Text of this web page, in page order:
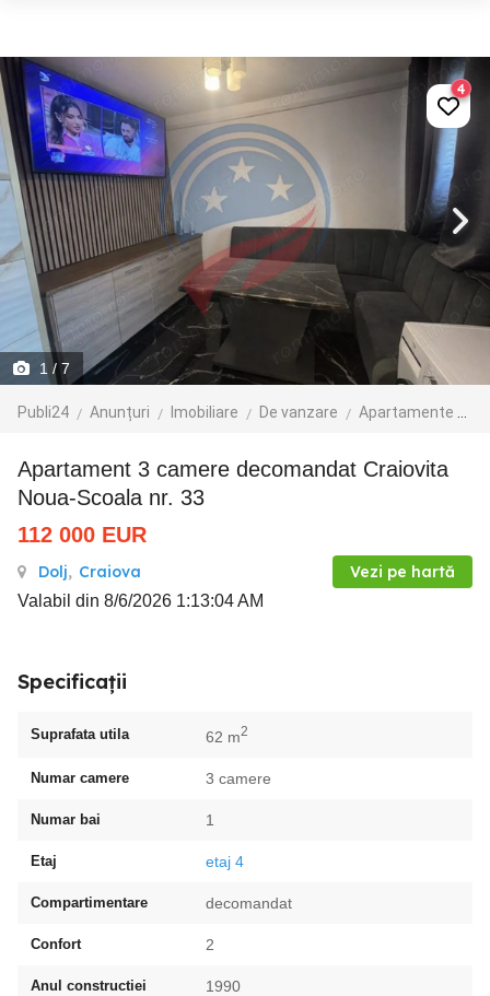
1 / 7
Publi24 Anunțuri Imobiliare De vanzare Apartamente de vanzare
4
Apartament 3 camere decomandat Craiovita
Noua-Scoala nr. 33
112 000 EUR
Dolj, Craiova Vezi pe hartă
Valabil din 8/6/2026 1:13:04 AM
Specificații
Suprafata utila 62 m2
Numar camere 3 camere
Numar bai 1
Etaj etaj 4
Compartimentare decomandat
Confort 2
Anul constructiei 1990